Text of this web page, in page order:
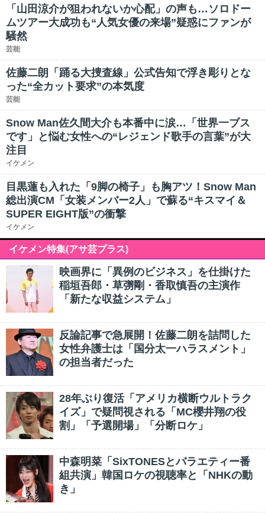
「山田涼介が狙われないか心配」の声も…ソロドー
ムツアー大成功も“人気女優の来場”疑惑にファンが
騒然
芸能
佐藤二朗「踊る大捜査線」公式告知で浮き彫りとな
った“全カット要求”の本気度
芸能
Snow Man佐久間大介も本番中に涙…「世界一ブス
です」と悩む女性への“レジェンド歌手の言葉”が大
注目
イケメン
目黒蓮も入れた「9脚の椅子」も胸アツ！Snow Man
総出演CM「女装メンバー2人」で蘇る“キスマイ＆
SUPER EIGHT版”の衝撃
イケメン
イケメン特集(アサ芸プラス)
映画界に「異例のビジネス」を仕掛けた
稲垣吾郎・草彅剛・香取慎吾の主演作
「新たな収益システム」
反論記事で急展開！佐藤二朗を詰問した
女性弁護士は「国分太一ハラスメント」
の担当者だった
28年ぶり復活「アメリカ横断ウルトラク
イズ」で疑問視される「MC櫻井翔の役
割」「予選開場」「分断ロケ」
中森明菜「SixTONESとバラエティー番
組共演」韓国ロケの視聴率と「NHKの動
き」